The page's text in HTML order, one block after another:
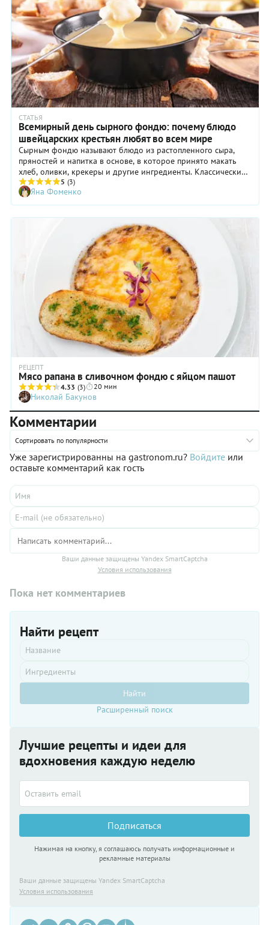
СТАТЬЯ
Всемирный день сырного фондю: почему блюдо
швейцарских крестьян любят во всем мире
Сырным фондю называют блюдо из растопленного сыра,
пряностей и напитка в основе, в которое принято макать
хлеб, оливки, крекеры и другие ингредиенты. Классическим
вариантом жидкой основы считают белое вино, но
допустимо использование как простого молока, так и
крепкого алкоголя, например, бренди. Праздник в честь
этого блюда отмечают 11 апреля.
5 (3)
Яна Фоменко
РЕЦЕПТ
Мясо рапана в сливочном фондю с яйцом пашот
4.33 (3) 20 мин
Николай Бакунов
Комментарии
Сортировать по популярности
Уже зарегистрированны на gastronom.ru? Войдите или
оставьте комментарий как гость
Ваши данные защищены Yandex SmartCaptcha
Условия использования
Пока нет комментариев
Найти рецепт
Найти
Расширенный поиск
Лучшие рецепты и идеи для
вдохновения каждую неделю
Подписаться
Нажимая на кнопку, я соглашаюсь получать информационные и
рекламные материалы
Ваши данные защищены Yandex SmartCaptcha
Условия использования